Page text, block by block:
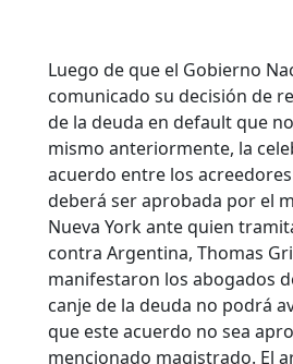
Luego de que el Gobierno
comunicado su decisión de
de la deuda en default que
mismo anteriormente, la
acuerdo entre los
deberá ser aprobada por el
Nueva York ante quien
contra Argentina, Thomas
manifestaron los abogados
canje de la deuda no podrá
que este acuerdo no sea
mencionado magistrado. El